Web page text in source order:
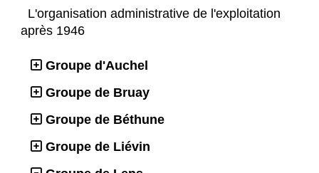
L'organisation administrative de l'exploitation
après 1946
Groupe d'Auchel
Groupe de Bruay
Groupe de Béthune
Groupe de Liévin